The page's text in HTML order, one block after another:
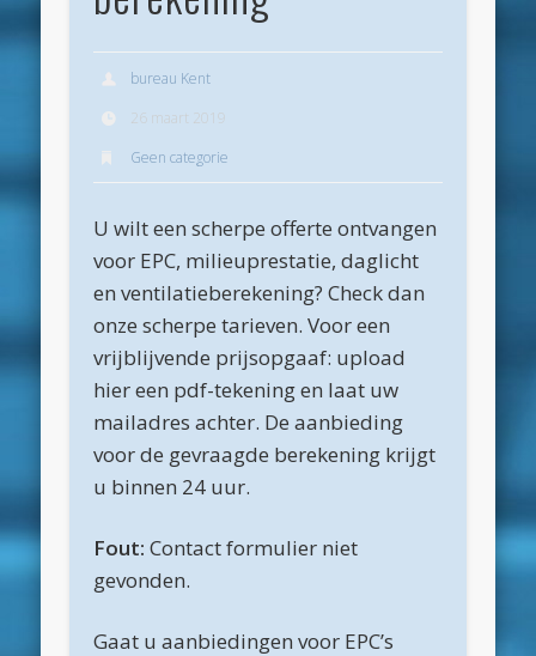
juni 2026
mei 2026
februari 2026
januari 2026
december 2025
oktober 2025
juni 2025
maart 2025
februari 2025
januari 2025
bureau Kent
26 maart 2019
Geen categorie
U wilt een scherpe offerte ontvangen
voor EPC, milieuprestatie, daglicht
en ventilatieberekening? Check dan
onze scherpe tarieven. Voor een
vrijblijvende prijsopgaaf: upload
hier een pdf-tekening en laat uw
mailadres achter. De aanbieding
voor de gevraagde berekening krijgt
u binnen 24 uur.
Fout: Contact formulier niet
gevonden.
Gaat u aanbiedingen voor EPC’s